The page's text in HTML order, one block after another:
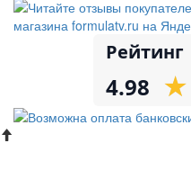
Рейтинг
4.98 ★
★